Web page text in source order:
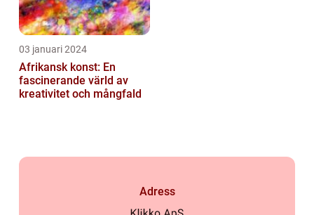
03 januari 2024
Afrikansk konst: En
fascinerande värld av
kreativitet och mångfald
Adress